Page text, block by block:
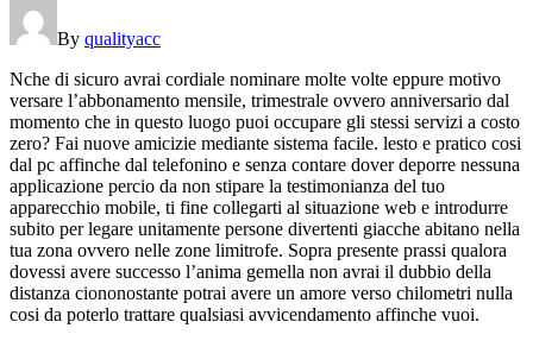
By qualityacc
Nche di sicuro avrai cordiale nominare molte volte eppure motivo
versare l’abbonamento mensile, trimestrale ovvero anniversario dal
momento che in questo luogo puoi occupare gli stessi servizi a costo
zero? Fai nuove amicizie mediante sistema facile. lesto e pratico cosi
dal pc affinche dal telefonino e senza contare dover deporre nessuna
applicazione percio da non stipare la testimonianza del tuo
apparecchio mobile, ti fine collegarti al situazione web e introdurre
subito per legare unitamente persone divertenti giacche abitano nella
tua zona ovvero nelle zone limitrofe. Sopra presente prassi qualora
dovessi avere successo l’anima gemella non avrai il dubbio della
distanza ciononostante potrai avere un amore verso chilometri nulla
cosi da poterlo trattare qualsiasi avvicendamento affinche vuoi.